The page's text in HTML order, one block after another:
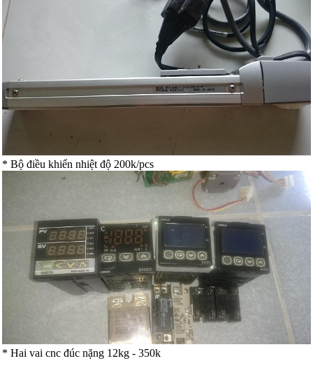
* Bộ điều khiển nhiệt độ 200k/pcs
* Hai vai cnc đúc nặng 12kg - 350k